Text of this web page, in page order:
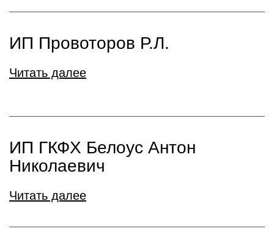
ИП Провоторов Р.Л.
Читать далее
ИП ГКФХ Белоус Антон
Николаевич
Читать далее